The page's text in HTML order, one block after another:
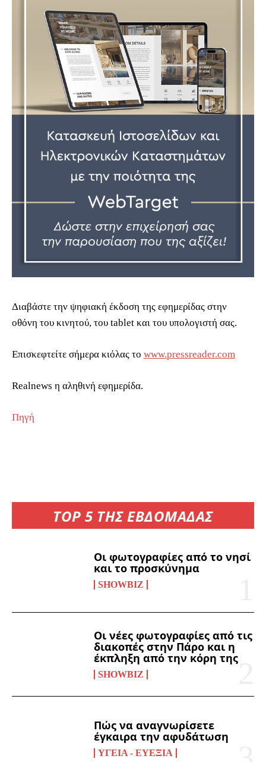
TOP 5 ΤΗΣ ΕΒΔΟΜΑΔΑΣ
Οι φωτογραφίες από το νησί
και το προσκύνημα
SHOWBIZ
Οι νέες φωτογραφίες από τις
διακοπές στην Πάρο και η
έκπληξη από την κόρη της
SHOWBIZ
Πώς να αναγνωρίσετε
έγκαιρα την αφυδάτωση
ΥΓΕΊΑ - ΕΥΕΞΊΑ
Διαβάστε την ψηφιακή έκδοση της εφημερίδας στην
οθόνη του κινητού, του tablet και του υπολογιστή σας.
Επισκεφτείτε σήμερα κιόλας το www.pressreader.com
Realnews η αληθινή εφημερίδα.
Πηγή